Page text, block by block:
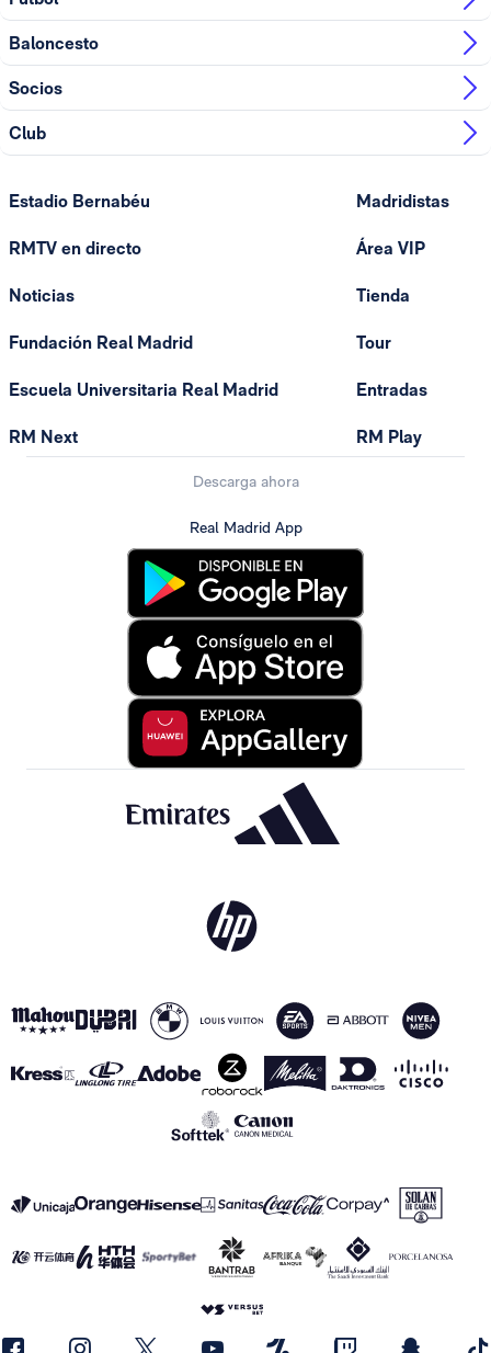
Baloncesto
Socios
Club
Estadio Bernabéu
RMTV en directo
Noticias
Fundación Real Madrid
Escuela Universitaria Real Madrid
RM Next
Madridistas
Área VIP
Tienda
Tour
Entradas
RM Play
Descarga ahora
Real Madrid App